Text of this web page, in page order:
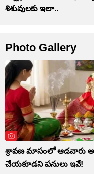
శిశువులకు ఇలా..
Photo Gallery
శ్రావణ మాసంలో ఆడవారు
చేయకూడని పనులు ఇవే!